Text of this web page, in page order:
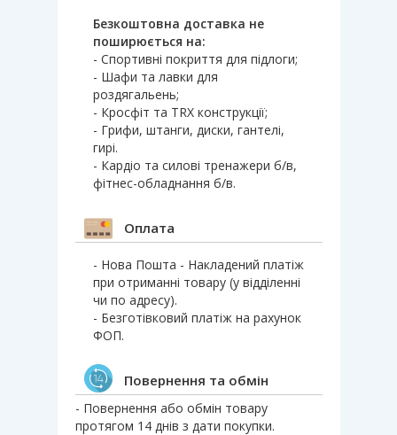
Безкоштовна доставка не
поширюється на:
- Спортивні покриття для підлоги;
- Шафи та лавки для
роздягальень;
- Кросфіт та TRX конструкції;
- Грифи, штанги, диски, гантелі,
гирі.
- Кардіо та силові тренажери б/в,
фітнес-обладнання б/в.
Оплата
- Нова Пошта - Накладений платіж
при отриманні товару (у відділенні
чи по адресу).
- Безготівковий платіж на рахунок
ФОП.
Повернення та обмін
- Повернення або обмін товару
протягом 14 днів з дати покупки.